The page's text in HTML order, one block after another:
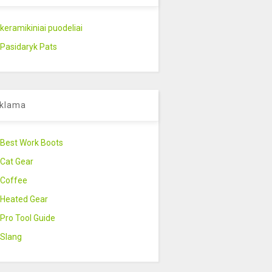
keramikiniai puodeliai
Pasidaryk Pats
Best Work Boots
Cat Gear
Coffee
Heated Gear
Pro Tool Guide
Slang